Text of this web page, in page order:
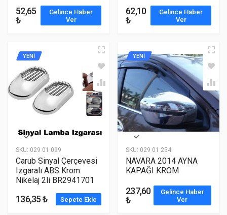
52,65
₺
Gelince Haber
Ver
62,10
₺
Gelince Haber
Ver
SKU: 029 01 099
YENİ
Carub Sinyal Çerçevesi
Izgaralı ABS Krom
Nikelaj 2li BR2941701
136,35 ₺ Sepete Ekle
SKU: 029 01 254
YENİ
NAVARA 2014 AYNA
KAPAĞI KROM
237,60
₺
Gelince Haber
Ver